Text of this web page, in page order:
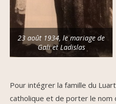
23 août 1934, le mariage de
Gali et Ladislas
Pour intégrer la famille du
catholique et de porter le nom